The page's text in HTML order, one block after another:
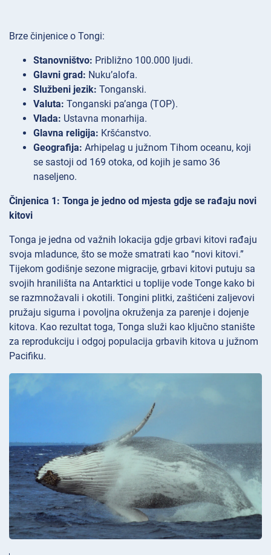
Brze činjenice o Tongi:
Stanovništvo: Približno 100.000 ljudi.
Glavni grad: Nuku’alofa.
Službeni jezik: Tonganski.
Valuta: Tonganski pa’anga (TOP).
Vlada: Ustavna monarhija.
Glavna religija: Kršćanstvo.
Geografija: Arhipelag u južnom Tihom oceanu, koji
se sastoji od 169 otoka, od kojih je samo 36
naseljeno.
Činjenica 1: Tonga je jedno od mjesta gdje se rađaju novi
kitovi
Tonga je jedna od važnih lokacija gdje grbavi kitovi rađaju
svoja mladunce, što se može smatrati kao “novi kitovi.”
Tijekom godišnje sezone migracije, grbavi kitovi putuju sa
svojih hranilišta na Antarktici u toplije vode Tonge kako bi
se razmnožavali i okotili. Tongini plitki, zaštićeni zaljevovi
pružaju sigurna i povoljna okruženja za parenje i dojenje
kitova. Kao rezultat toga, Tonga služi kao ključno stanište
za reprodukciju i odgoj populacija grbavih kitova u južnom
Pacifiku.